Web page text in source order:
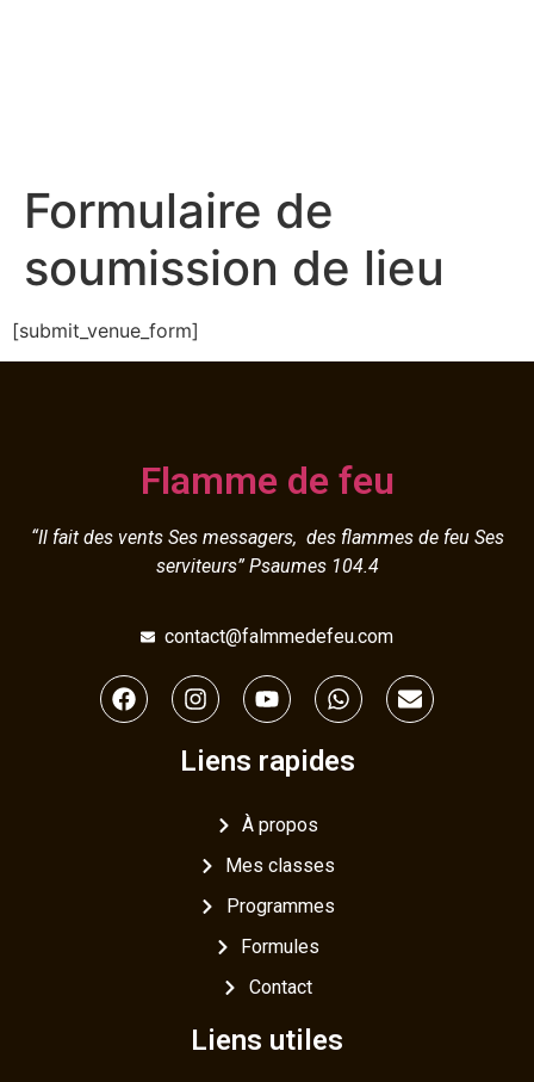
Formulaire de
soumission de lieu
[submit_venue_form]
Flamme de feu
“Il fait des vents Ses messagers, des flammes de feu Ses
serviteurs” Psaumes 104.4
contact@falmmedefeu.com
Liens rapides
À propos
Mes classes
Programmes
Formules
Contact
Liens utiles